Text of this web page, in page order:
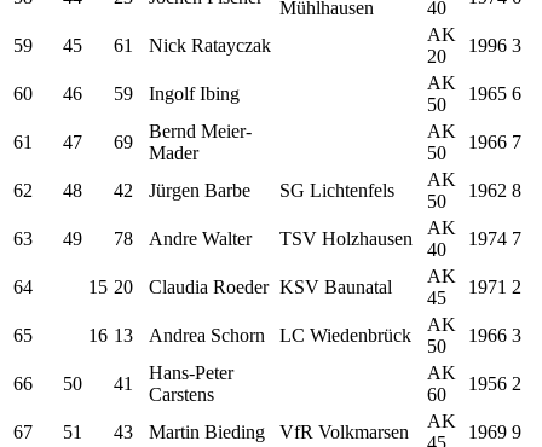
Mühlhausen
40
59 45 61 Nick Ratayczak
AK
20
1996 3
60 46 59 Ingolf Ibing
AK
50
1965 6
61 47 69
Bernd Meier-
Mader
AK
50
1966 7
62 48 42 Jürgen Barbe SG Lichtenfels
AK
50
1962 8
63 49 78 Andre Walter TSV Holzhausen
AK
40
1974 7
64 15 20 Claudia Roeder KSV Baunatal
AK
45
1971 2
65 16 13 Andrea Schorn LC Wiedenbrück
AK
50
1966 3
66 50 41
Hans-Peter
Carstens
AK
60
1956 2
67 51 43 Martin Bieding VfR Volkmarsen
AK
45
1969 9